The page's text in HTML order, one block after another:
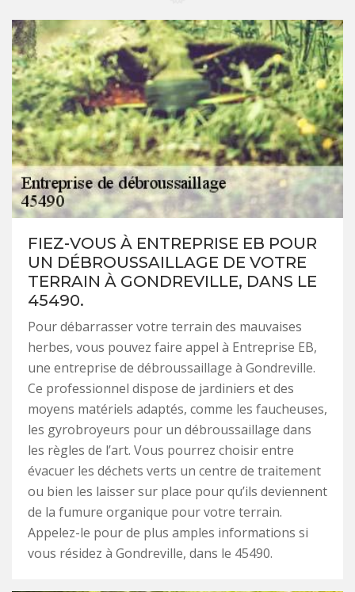
FIEZ-VOUS À ENTREPRISE EB POUR
UN DÉBROUSSAILLAGE DE VOTRE
TERRAIN À GONDREVILLE, DANS LE
45490.
Pour débarrasser votre terrain des mauvaises
herbes, vous pouvez faire appel à Entreprise EB,
une entreprise de débroussaillage à Gondreville.
Ce professionnel dispose de jardiniers et des
moyens matériels adaptés, comme les faucheuses,
les gyrobroyeurs pour un débroussaillage dans
les règles de l’art. Vous pourrez choisir entre
évacuer les déchets verts un centre de traitement
ou bien les laisser sur place pour qu’ils deviennent
de la fumure organique pour votre terrain.
Appelez-le pour de plus amples informations si
vous résidez à Gondreville, dans le 45490.